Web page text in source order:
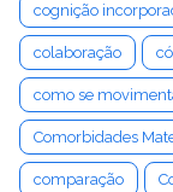
cognição
colaboração
como se
Comorbidades
comparação